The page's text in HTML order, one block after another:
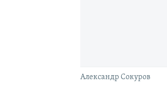
Александр Сокуров